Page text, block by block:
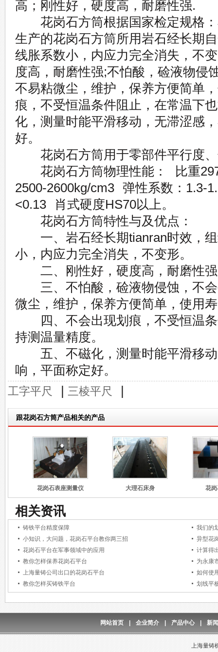
高；刚性好，硬度高，耐磨性强.
花岗石方筒根据国家检定规格：
生产的花岗石方筒所用岩石经长期
线胀系数小，内应力完全消失，不
度高，耐磨性强;不怕酸，硷液物侵
不易粘微尘，维护，保养方便简单
痕，不受恒温条件阻止，在常温下
化，测量时能平滑移动，无滞涩感
好。
花岗石方筒用于零部件平行度、
花岗石方筒物理性能： 比重
2500-2600kg/cm3 弹性系数：1.3-
<0.13 肖式硬度HS70以上。
花岗石方筒特性与及优点：
一、岩石经长期tianran时效，组
小，内应力完全消失，不变形。
二、刚性好，硬度高，耐磨性强
三、不怕酸，硷液物侵蚀，不会
微尘，维护，保养方便简单，使用
四、不会出现划痕，不受恒温条
持测温量精度。
五、不磁化，测量时能平滑移动
响，平面称定好。
工字平尺 | 三棱平尺 |
跟花岗石方筒产品相关的产品
花岗石表座测量仪 大理石床身 花
相关资讯
铸铁平台精度保障
我们的
小知识，大问题，花岗石平台教你两三招
异型花
花岗石平台在军事领域中的应用
计算得
教你怎样保养花岗石平台
为永康
上海量铸公司出口的花岗石平台
如何使
教你怎样买铸铁平台
划线平
网站首页 企业简介 产品中心 新
上海量铸